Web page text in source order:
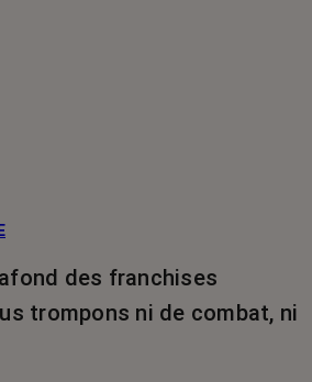
des franchises
trompons ni de combat, ni